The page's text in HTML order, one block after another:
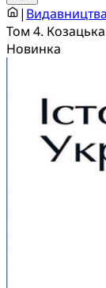
| Видавництва
Том 4. Козацька
Новинка